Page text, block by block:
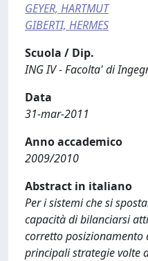
GEYER, HARTMUT
GIBERTI, HERMES
Scuola / Dip.
ING IV - Facolta' di
Data
31-mar-2011
Anno accademico
2009/2010
Abstract in italiano
Per i sistemi che si
capacità di bilanciarsi
corretto posizionamento
principali strategie volte